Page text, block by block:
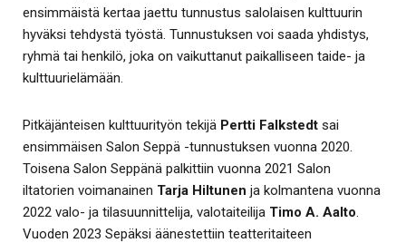
ensimmäistä kertaa jaettu tunnustus salolaisen kulttuurin
hyväksi tehdystä työstä. Tunnustuksen voi saada yhdistys,
ryhmä tai henkilö, joka on vaikuttanut paikalliseen taide- ja
kulttuurielämään.
Pitkäjänteisen kulttuurityön tekijä Pertti Falkstedt sai
ensimmäisen Salon Seppä -tunnustuksen vuonna 2020.
Toisena Salon Seppänä palkittiin vuonna 2021 Salon
iltatorien voimanainen Tarja Hiltunen ja kolmantena vuonna
2022 valo- ja tilasuunnittelija, valotaiteilija Timo A. Aalto
Vuoden 2023 Sepäksi äänestettiin teatteritaiteen